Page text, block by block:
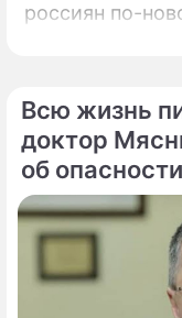
россиян по-
годами
холдинга
решился на
демарш.
Всю жизнь
доктор
об